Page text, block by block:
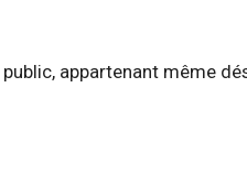
appartenant même